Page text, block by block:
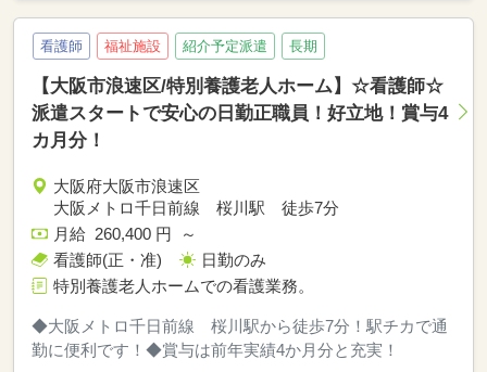
看護師 福祉施設 紹介予定派遣 長期
【大阪市浪速区/特別養護老人ホーム】☆看護師☆
派遣スタートで安心の日勤正職員！好立地！賞与4
カ月分！
大阪府大阪市浪速区
大阪メトロ千日前線 桜川駅 徒歩7分
月給 260,400 円 ～
看護師(正・准)
日勤のみ
特別養護老人ホームでの看護業務。
◆大阪メトロ千日前線 桜川駅から徒歩7分！駅チカで通
勤に便利です！◆賞与は前年実績4か月分と充実！